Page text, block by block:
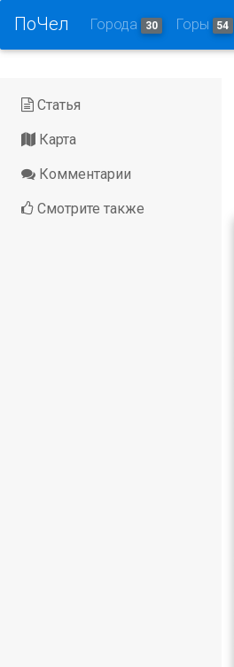
ПоЧел Города 30 Горы 54
Статья
Карта
Комментарии
Смотрите также